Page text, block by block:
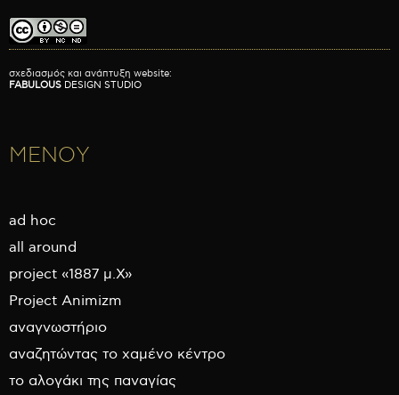
σχεδιασμός και ανάπτυξη website:
FABULOUS DESIGN STUDIO
ΜΕΝΟΥ
ad hoc
all around
project «1887 μ.Χ»
Project Animizm
αναγνωστήριο
αναζητώντας το χαμένο κέντρο
το αλογάκι της παναγίας